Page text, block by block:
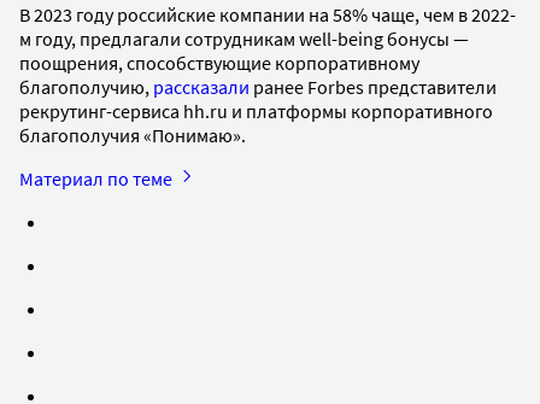
В 2023 году российские компании на 58% чаще, чем в 2022-
м году, предлагали сотрудникам well-being бонусы —
поощрения, способствующие корпоративному
благополучию, рассказали ранее Forbes представители
рекрутинг-сервиса hh.ru и платформы корпоративного
благополучия «Понимаю».
Материал по теме